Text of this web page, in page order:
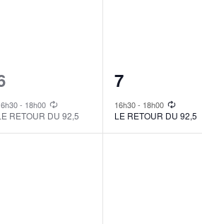
- 18h00
RETOUR DU 92,5
1
event,
7
16h30- 18h00
LE RETOUR DU 92,5